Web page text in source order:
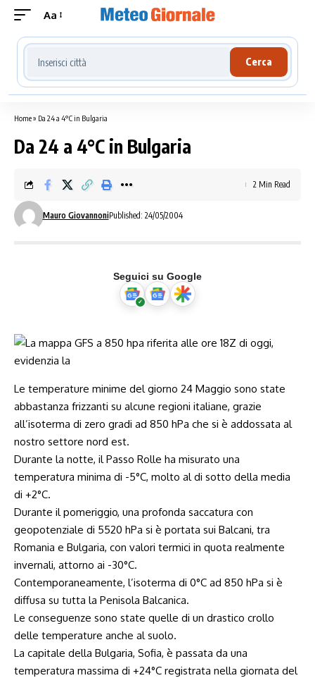
Aa
Cerca località meteo
Cerca
Home» Da 24 a 4°C in Bulgaria
Da 24 a 4°C in Bulgaria
Mauro GiovannoniPublished: 24/05/2004
2 Min Read
Seguici su Google
Le temperature minime del giorno 24 Maggio sono state
abbastanza frizzanti su alcune regioni italiane, grazie
all’isoterma di zero gradi ad 850 hPa che si è addossata al
nostro settore nord est.
Durante la notte, il Passo Rolle ha misurato una
temperatura minima di -5°C, molto al di sotto della media
di +2°C.
Durante il pomeriggio, una profonda saccatura con
geopotenziale di 5520 hPa si è portata sui Balcani, tra
Romania e Bulgaria, con valori termici in quota realmente
invernali, attorno ai -30°C.
Contemporaneamente, l’isoterma di 0°C ad 850 hPa si è
diffusa su tutta la Penisola Balcanica.
Le conseguenze sono state quelle di un drastico crollo
delle temperature anche al suolo.
La capitale della Bulgaria, Sofia, è passata da una
temperatura massima di +24°C registrata nella giornata del